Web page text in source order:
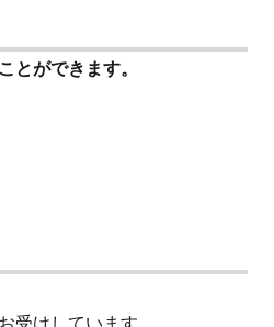
とができます。
受けしています。